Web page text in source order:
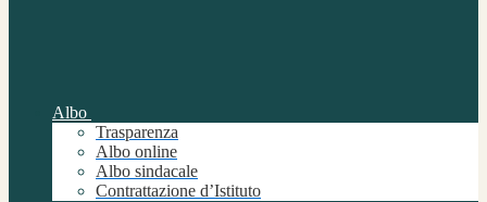
Albo
Trasparenza
Albo online
Albo sindacale
Contrattazione d’Istituto